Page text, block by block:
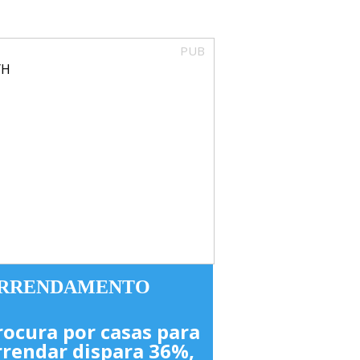
PUB
por casas para
dispara 36%,